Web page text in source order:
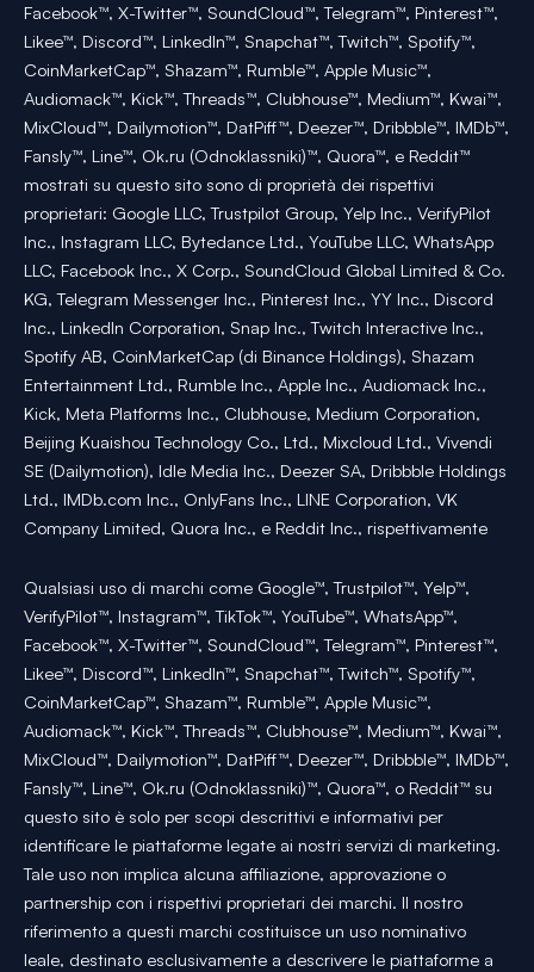
Facebook™, X-Twitter™, SoundCloud™, Telegram™, Pinterest™,
Likee™, Discord™, LinkedIn™, Snapchat™, Twitch™, Spotify™,
CoinMarketCap™, Shazam™, Rumble™, Apple Music™,
Audiomack™, Kick™, Threads™, Clubhouse™, Medium™, Kwai™,
MixCloud™, Dailymotion™, DatPiff™, Deezer™, Dribbble™, IMDb™,
Fansly™, Line™, Ok.ru (Odnoklassniki)™, Quora™, e Reddit™
mostrati su questo sito sono di proprietà dei rispettivi
proprietari: Google LLC, Trustpilot Group, Yelp Inc., VerifyPilot
Inc., Instagram LLC, Bytedance Ltd., YouTube LLC, WhatsApp
LLC, Facebook Inc., X Corp., SoundCloud Global Limited & Co.
KG, Telegram Messenger Inc., Pinterest Inc., YY Inc., Discord
Inc., LinkedIn Corporation, Snap Inc., Twitch Interactive Inc.,
Spotify AB, CoinMarketCap (di Binance Holdings), Shazam
Entertainment Ltd., Rumble Inc., Apple Inc., Audiomack Inc.,
Kick, Meta Platforms Inc., Clubhouse, Medium Corporation,
Beijing Kuaishou Technology Co., Ltd., Mixcloud Ltd., Vivendi
SE (Dailymotion), Idle Media Inc., Deezer SA, Dribbble Holdings
Ltd., IMDb.com Inc., OnlyFans Inc., LINE Corporation, VK
Company Limited, Quora Inc., e Reddit Inc., rispettivamente
Qualsiasi uso di marchi come Google™, Trustpilot™, Yelp™,
VerifyPilot™, Instagram™, TikTok™, YouTube™, WhatsApp™,
Facebook™, X-Twitter™, SoundCloud™, Telegram™, Pinterest™,
Likee™, Discord™, LinkedIn™, Snapchat™, Twitch™, Spotify™,
CoinMarketCap™, Shazam™, Rumble™, Apple Music™,
Audiomack™, Kick™, Threads™, Clubhouse™, Medium™, Kwai™,
MixCloud™, Dailymotion™, DatPiff™, Deezer™, Dribbble™, IMDb™,
Fansly™, Line™, Ok.ru (Odnoklassniki)™, Quora™, o Reddit™ su
questo sito è solo per scopi descrittivi e informativi per
identificare le piattaforme legate ai nostri servizi di marketing.
Tale uso non implica alcuna affiliazione, approvazione o
partnership con i rispettivi proprietari dei marchi. Il nostro
riferimento a questi marchi costituisce un uso nominativo
leale, destinato esclusivamente a descrivere le piattaforme a